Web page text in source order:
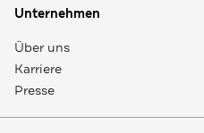
Unternehmen
Über uns
Karriere
Presse